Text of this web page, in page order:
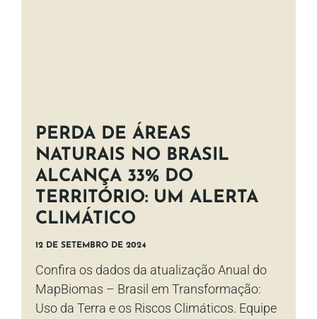
PERDA DE ÁREAS
NATURAIS NO BRASIL
ALCANÇA 33% DO
TERRITÓRIO: UM ALERTA
CLIMÁTICO
12 DE SETEMBRO DE 2024
Confira os dados da atualização Anual do
MapBiomas – Brasil em Transformação:
Uso da Terra e os Riscos Climáticos. Equipe